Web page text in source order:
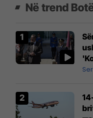
Në trend